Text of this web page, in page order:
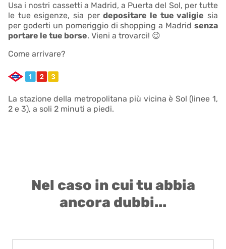
Usa i nostri cassetti a Madrid, a Puerta del Sol, per tutte
le tue esigenze, sia perdepositare le tue valigie sia
per goderti un pomeriggio di shopping a Madrid senza
portare le tue borse. Vieni a trovarci! 😉
Come arrivare?
La stazione della metropolitana più vicina è Sol (linee 1,
2 e 3), a soli 2 minuti a piedi.
Nel caso in cui tu abbia
ancora dubbi...